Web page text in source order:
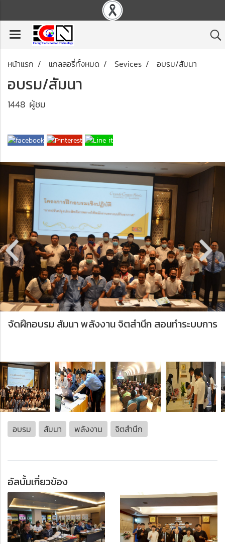
หน้าแรก แกลลอรี่ทั้งหมด Sevices อบรม/สัมนา
อบรม/สัมนา
1448 ผู้ชม
จัดฝึกอบรม สัมนา พลังงาน จิตสำนึก สอนทำระบบการ
อบรม สัมนา พลังงาน จิตสำนึก
อัลบั้มเกี่ยวข้อง